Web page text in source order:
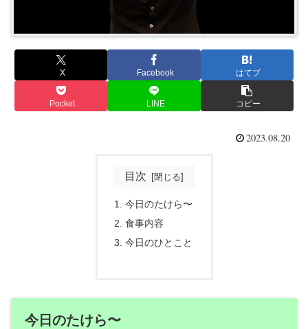
X Facebook はてブ
Pocket LINE コピー
2023.08.20
目次
今日のたけら〜
食事内容
今日のひとこと
今日のたけら〜